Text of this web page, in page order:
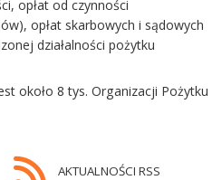
opłat od czynności
opłat skarbowych i sądowych
działalności pożytku
około 8 tys. Organizacji Pożytku
AKTUALNOŚCI RSS